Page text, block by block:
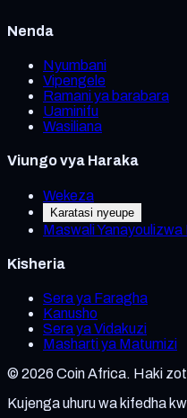
Nenda
Nyumbani
Vipengele
Ramani ya barabara
Uaminifu
Wasiliana
Viungo vya Haraka
Wekeza
Karatasi nyeupe
Maswali
Kisheria
Sera ya Faragha
Kanusho
Sera ya Vidakuzi
Masharti ya Matumizi
© 2026 Coin Africa. Haki
Kujenga uhuru wa kifedha